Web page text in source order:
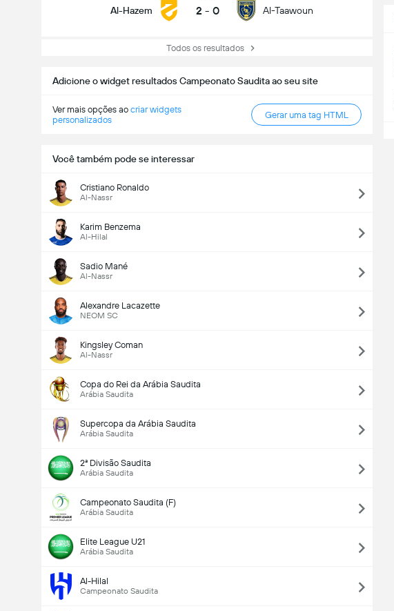
Al-Hazem 2 - 0 Al-Taawoun
Todos os resultados
Adicione o widget resultados Campeonato Saudita ao seu site
Ver mais opções ao criar widgets
personalizados
Gerar uma tag HTML
Você também pode se interessar
Cristiano Ronaldo
Al-Nassr
Karim Benzema
Al-Hilal
Sadio Mané
Al-Nassr
Alexandre Lacazette
NEOM SC
Kingsley Coman
Al-Nassr
Copa do Rei da Arábia Saudita
Arábia Saudita
Supercopa da Arábia Saudita
Arábia Saudita
2ª Divisão Saudita
Arábia Saudita
Campeonato Saudita (F)
Arábia Saudita
Elite League U21
Arábia Saudita
Al-Hilal
Campeonato Saudita